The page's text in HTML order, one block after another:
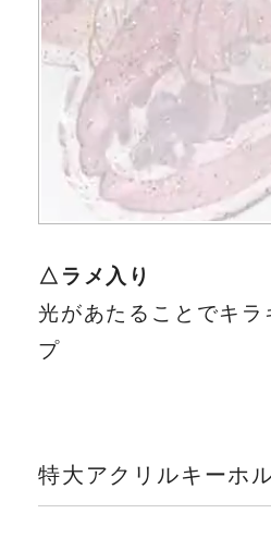
△ラメ入り
光があたることでキ
プ
特大アクリルキーホ